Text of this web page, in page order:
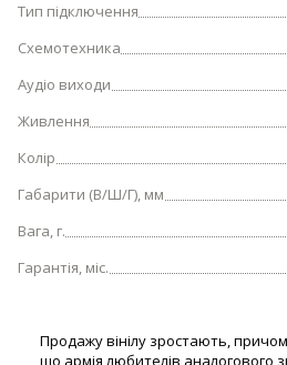
Тип підключення
Схемотехника
Аудіо виходи
Живлення
Колір
Габарити (В/Ш/Г), мм
Вага, г.
Гарантія, міс.
Продажу вінілу зростають,
що армія любителів аналогового